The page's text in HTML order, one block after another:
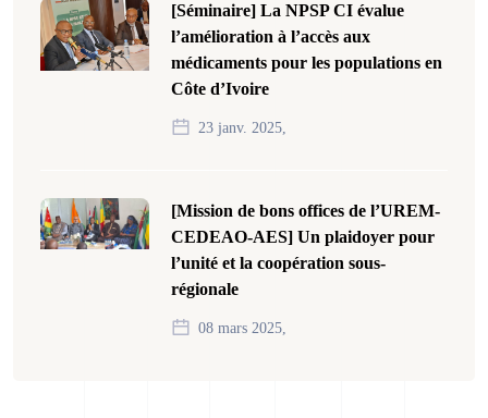
[Séminaire] La NPSP CI évalue
l’amélioration à l’accès aux
médicaments pour les populations en
Côte d’Ivoire
23 janv. 2025,
[Mission de bons offices de l’UREM-
CEDEAO-AES] Un plaidoyer pour
l’unité et la coopération sous-
régionale
08 mars 2025,